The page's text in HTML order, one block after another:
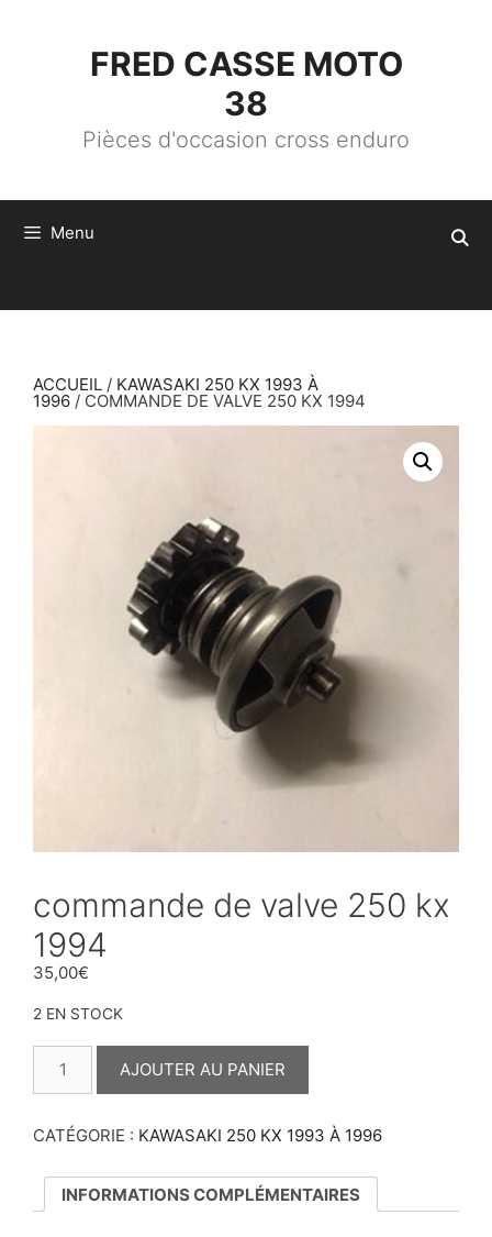
FRED CASSE MOTO
38
Pièces d'occasion cross enduro
Menu
ACCUEIL / KAWASAKI 250 KX 1993 À
1996 / COMMANDE DE VALVE 250 KX 1994
commande de valve 250 kx
1994
35,00€
2 EN STOCK
QUANTITÉ
250
AJOUTER AU PANIER
CATÉGORIE : KAWASAKI 250 KX 1993 À 1996
INFORMATIONS COMPLÉMENTAIRES